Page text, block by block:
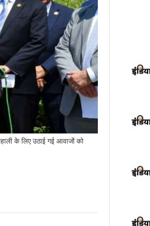
के लिए उठाई गई आवाजों को
रौद्योगिकी
OTT ऐप्स ने बढ़ाई DTH
ऑपरेटर्स की टेंशन, लाखों यूजर्स
हुए कम
कौन हैं ऋषभ पंत के लंदन वाले